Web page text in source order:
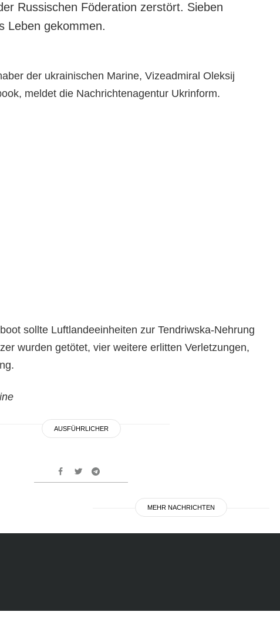
Russischen Föderation zerstört. Sieben
Leben gekommen.
der ukrainischen Marine, Vizeadmiral Oleksij
meldet die Nachrichtenagentur Ukrinform.
sollte Luftlandeeinheiten zur Tendriwska-Nehrung
wurden getötet, vier weitere erlitten Verletzungen,
AUSFÜHRLICHER
MEHR NACHRICHTEN